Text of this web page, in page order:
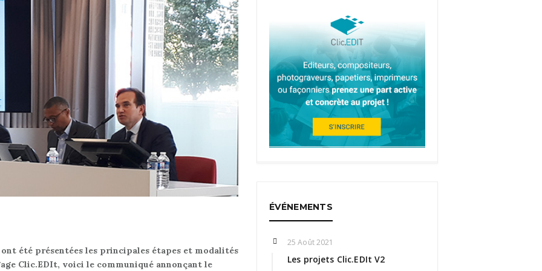
été présentées les principales étapes et modalités
Clic.EDIt, voici le communiqué annonçant le
ÉVÉNEMENTS
25 Août 2021
Les projets Clic.EDIt V2